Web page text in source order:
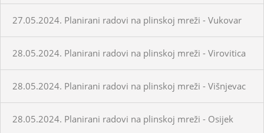
27.05.2024. Planirani radovi na plinskoj mreži - Vukovar
28.05.2024. Planirani radovi na plinskoj mreži - Virovitica
28.05.2024. Planirani radovi na plinskoj mreži - Višnjevac
28.05.2024. Planirani radovi na plinskoj mreži - Osijek